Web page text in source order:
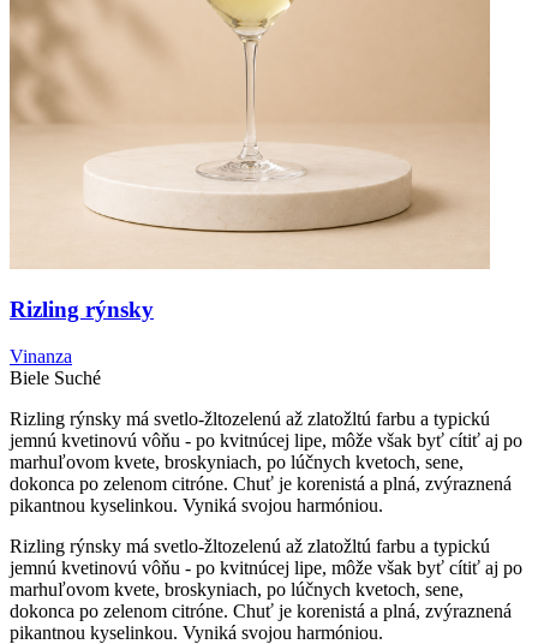
Rizling rýnsky
Vinanza
Biele Suché
Rizling rýnsky má svetlo-žltozelenú až zlatožltú farbu a typickú
jemnú kvetinovú vôňu - po kvitnúcej lipe, môže však byť cítiť aj po
marhuľovom kvete, broskyniach, po lúčnych kvetoch, sene,
dokonca po zelenom citróne. Chuť je korenistá a plná, zvýraznená
pikantnou kyselinkou. Vyniká svojou harmóniou.
Rizling rýnsky má svetlo-žltozelenú až zlatožltú farbu a typickú
jemnú kvetinovú vôňu - po kvitnúcej lipe, môže však byť cítiť aj po
marhuľovom kvete, broskyniach, po lúčnych kvetoch, sene,
dokonca po zelenom citróne. Chuť je korenistá a plná, zvýraznená
pikantnou kyselinkou. Vyniká svojou harmóniou.